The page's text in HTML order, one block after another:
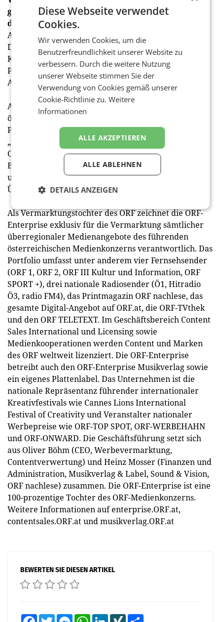
gesellschaftlicher Relevanz bis zu Hochkultur von
den heimischen Bühnen
Aktuellen Gesellschaftsthemen widmen sich neue
Dokumentationen wie „Zwischen Wolf und
Klimawandel – Tiroler Almen unter Druck“, „Der
Papst und seine Diplomatie“ und „Gesellschaft ohne
Arbeiter“.
Aktuelle Höhepunkte aus der vielfältigen
österreichischen Kulturlandschaft präsentieren die
Produktionen „Carmen – Oper im Steinbruch 2023“,
„Beethovens ‚Eroica‘ – Styriarte 2023“, „Don Carlo –
Oper Klosterneuburg 2023“, „Internationale
Barocktage Stift Melk 2023 – Der Tag des Gerichts“
und „Winterklang Salzburg – Amadeus, Amadeus“.
Über die ORF-Enterprise
Als Vermarktungstochter des ORF zeichnet die ORF-
Enterprise exklusiv für die Vermarktung sämtlicher
überregionaler Medienangebote des führenden
österreichischen Medienkonzerns verantwortlich. Das
Portfolio umfasst unter anderem vier Fernsehsender
(ORF 1, ORF 2, ORF III Kultur und Information, ORF
SPORT +), drei nationale Radiosender (Ö1, Hitradio
Ö3, radio FM4), das Printmagazin ORF nachlese, das
gesamte Digital-Angebot auf ORF.at, die ORF-TVthek
und den ORF TELETEXT. Im Geschäftsbereich Content
Sales International und Licensing sowie
Medienkooperationen werden Content und Marken
des ORF weltweit lizenziert. Die ORF-Enterprise
betreibt auch den ORF-Enterprise Musikverlag sowie
ein eigenes Plattenlabel. Das Unternehmen ist die
nationale Repräsentanz führender internationaler
Kreativfestivals wie Cannes Lions International
Festival of Creativity und Veranstalter nationaler
Werbepreise wie ORF-TOP SPOT, ORF-WERBEHAHN
und ORF-ONWARD. Die Geschäftsführung setzt sich
aus Oliver Böhm (CEO, Werbevermarktung,
Contentverwertung) und Heinz Mosser (Finanzen und
Administration, Musikverlag & Label, Sound & Vision,
ORF nachlese) zusammen. Die ORF-Enterprise ist eine
100-prozentige Tochter des ORF-Medienkonzerns.
Weitere Informationen auf enterprise.ORF.at,
contentsales.ORF.at und musikverlag.ORF.at
BEWERTEN SIE DIESEN ARTIKEL
FacebookTwitter MessengerWhatsAppLinkedInXING
Diese Webseite verwendet
Cookies.
Wir verwenden Cookies, um die
Benutzerfreundlichkeit unserer Website zu
verbessern. Durch die weitere Nutzung
unserer Webseite stimmen Sie der
Verwendung von Cookies gemäß unserer
Cookie-Richtlinie zu.Weitere
Informationen
ALLE AKZEPTIEREN
ALLE ABLEHNEN
DETAILS ANZEIGEN